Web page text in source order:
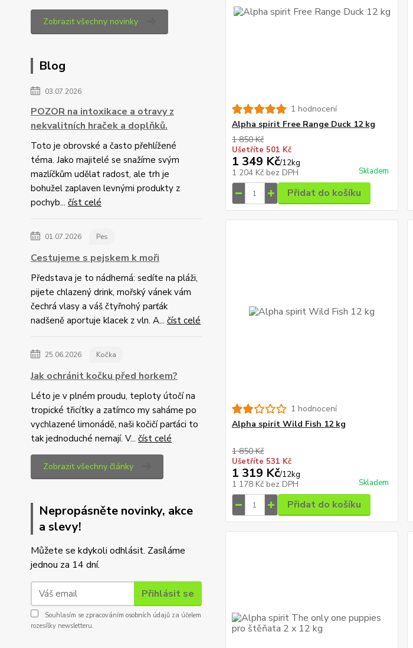
Zobrazit všechny novinky
Blog
03.07.2026
POZOR na intoxikace a otravy z
nekvalitních hraček a doplňků.
Toto je obrovské a často přehlížené
téma. Jako majitelé se snažíme svým
mazlíčkům udělat radost, ale trh je
bohužel zaplaven levnými produkty z
pochyb... číst celé
01.07.2026 Pes
Cestujeme s pejskem k moři
Představa je to nádherná: sedíte na pláži,
pijete chlazený drink, mořský vánek vám
čechrá vlasy a váš čtyřnohý parťák
nadšeně aportuje klacek z vln. A... číst celé
25.06.2026 Kočka
Jak ochránit kočku před horkem?
Léto je v plném proudu, teploty útočí na
tropické třicítky a zatímco my saháme po
vychlazené limonádě, naši kočičí parťáci to
tak jednoduché nemají. V... číst celé
Zobrazit všechny články
Nepropásněte novinky, akce
a slevy!
Můžete se kdykoli odhlásit. Zasíláme
jednou za 14 dní.
Přihlásit se
Souhlasím se zpracováním osobních údajů za účelem
rozesílky newsletteru.
1 hodnocení
Alpha spirit Free Range Duck 12 kg
1 850 Kč
Ušetříte 501 Kč
1 349 Kč/12kg
1 204 Kč bez DPH Skladem
Přidat do košíku
1 hodnocení
Alpha spirit Wild Fish 12 kg
1 850 Kč
Ušetříte 531 Kč
1 319 Kč/12kg
1 178 Kč bez DPH Skladem
Přidat do košíku